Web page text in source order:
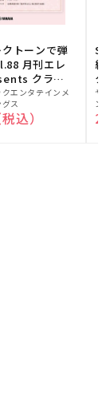
トーンで弾
月刊エレ
クラシ
エンタテインメ
ス
込）
級
ク
販
売
元:
ヤ
ン